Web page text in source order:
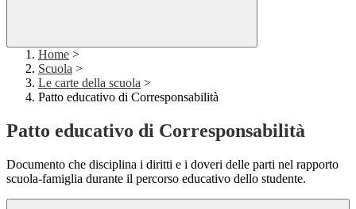
Home >
Scuola >
Le carte della scuola >
Patto educativo di Corresponsabilità
Patto educativo di Corresponsabilità
Documento che disciplina i diritti e i doveri delle parti nel rapporto
scuola-famiglia durante il percorso educativo dello studente.